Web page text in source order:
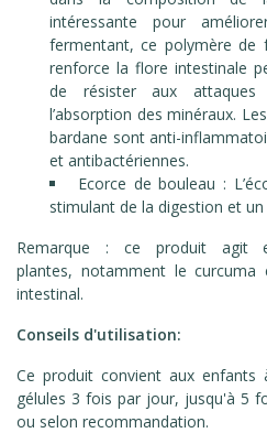
intéressante pour
fermentant, ce polymère de
renforce la flore intestinale
de résister aux attaques
l’absorption des minéraux.
bardane sont anti-
et antibactériennes.
Ecorce de bouleau :
stimulant de la digestion et
Remarque : ce produit agit
plantes, notamment le
intestinal.
Conseils d'utilisation:
Ce produit convient aux
gélules 3 fois par jour, jusqu'à 5
ou selon recommandation.